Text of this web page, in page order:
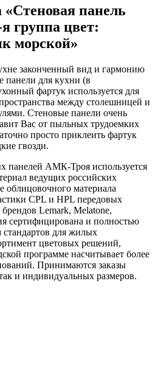
панель
группа цвет:
морской»
законченный вид и гармонию
панели для кухни (в
фартук используется для
между столешницей и
Стеновые панели очень
Вас от пыльных трудоемких
просто приклеить фартук
гвозди.
панелей АМК-Троя используется
ведущих российских
облицовочного материала
CPL и HPL передовых
Lemark, Melatone,
сертифицирована и полностью
стандартов для жилых
цветовых решений,
программе насчитывает более
Принимаются заказы
и индивидуальных размеров.